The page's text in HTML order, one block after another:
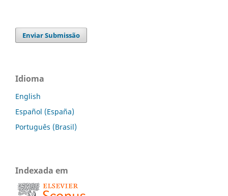
Enviar Submissão
Idioma
English
Español (España)
Português (Brasil)
Indexada em